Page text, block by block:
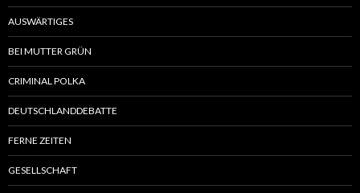
AUSWÄRTIGES
BEI MUTTER GRÜN
CRIMINAL POLKA
DEUTSCHLANDDEBATTE
FERNE ZEITEN
GESELLSCHAFT